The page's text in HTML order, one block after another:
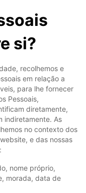
si?
recolhemos e
em relação a
para lhe fornecer
Pessoais,
diretamente,
indiretamente. As
no contexto dos
e das nossas
nome próprio,
morada, data de